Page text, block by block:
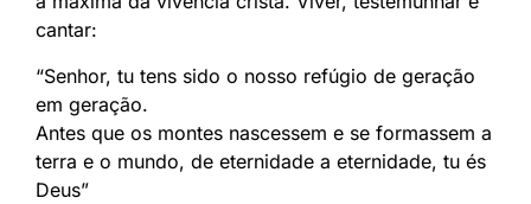
cantar:
“Senhor, tu tens sido o nosso refúgio de geração
em geração.
Antes que os montes nascessem e se formassem a
terra e o mundo, de eternidade a eternidade, tu és
Deus”